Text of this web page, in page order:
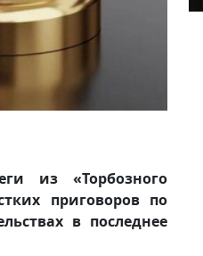
из «Торбозного
приговоров по
в последнее